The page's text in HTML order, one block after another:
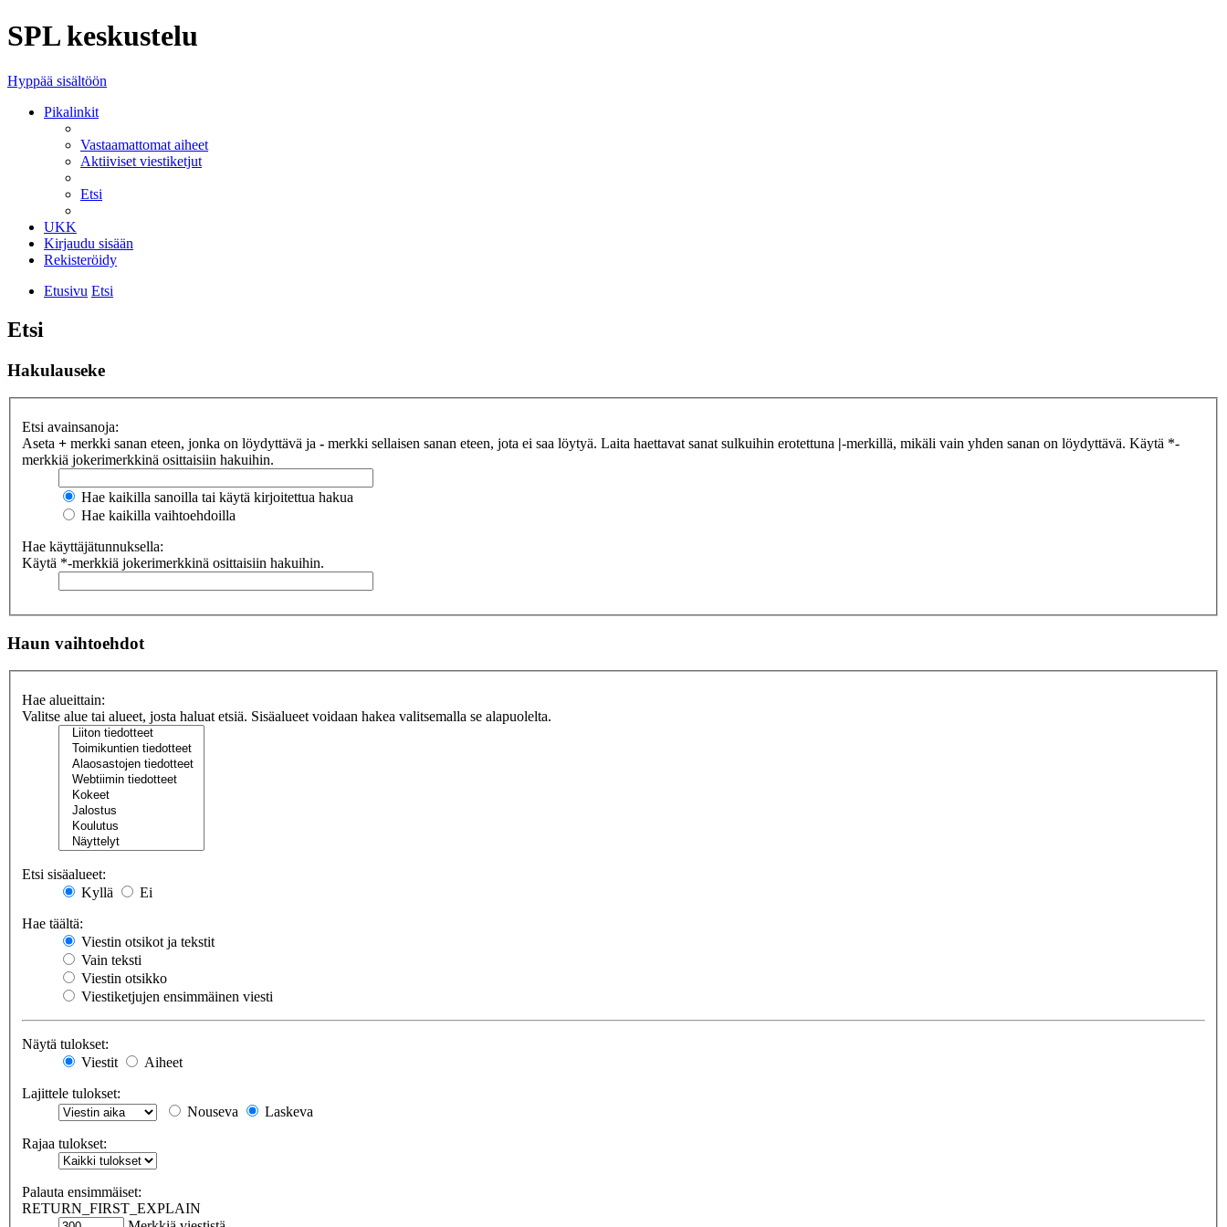
SPL keskustelu
Hyppää sisältöön
Pikalinkit
Vastaamattomat aiheet
Aktiiviset viestiketjut
Etsi
UKK
Kirjaudu sisään
Rekisteröidy
Etusivu Etsi
Etsi
Hakulauseke
Etsi avainsanoja:
Aseta + merkki sanan eteen, jonka on löydyttävä ja - merkki sellaisen sanan eteen, jota ei saa löytyä. Laita haettavat sanat sulkuihin erotettuna |-merkillä, mikäli vain yhden sanan on löydyttävä. Käytä *-
merkkiä jokerimerkkinä osittaisiin hakuihin.
Hae kaikilla sanoilla tai käytä kirjoitettua hakua
Hae kaikilla vaihtoehdoilla
Hae käyttäjätunnuksella:
Käytä *-merkkiä jokerimerkkinä osittaisiin hakuihin.
Haun vaihtoehdot
Hae alueittain:
Valitse alue tai alueet, josta haluat etsiä. Sisäalueet voidaan hakea valitsemalla se alapuolelta.
Etsi sisäalueet:
Kyllä
Ei
Hae täältä:
Viestin otsikot ja tekstit
Vain teksti
Viestin otsikko
Viestiketjujen ensimmäinen viesti
Näytä tulokset:
Viestit
Aiheet
Lajittele tulokset:
Nouseva
Laskeva
Rajaa tulokset:
Palauta ensimmäiset:
RETURN_FIRST_EXPLAIN